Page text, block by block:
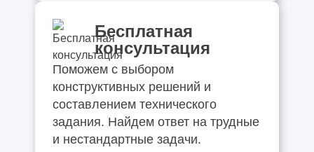
Бесплатная
консультация
Поможем с выбором
конструктивных решений и
составлением технического
задания. Найдем ответ на трудные
и нестандартные задачи.